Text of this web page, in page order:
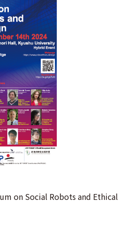
on Social Robots and Ethical